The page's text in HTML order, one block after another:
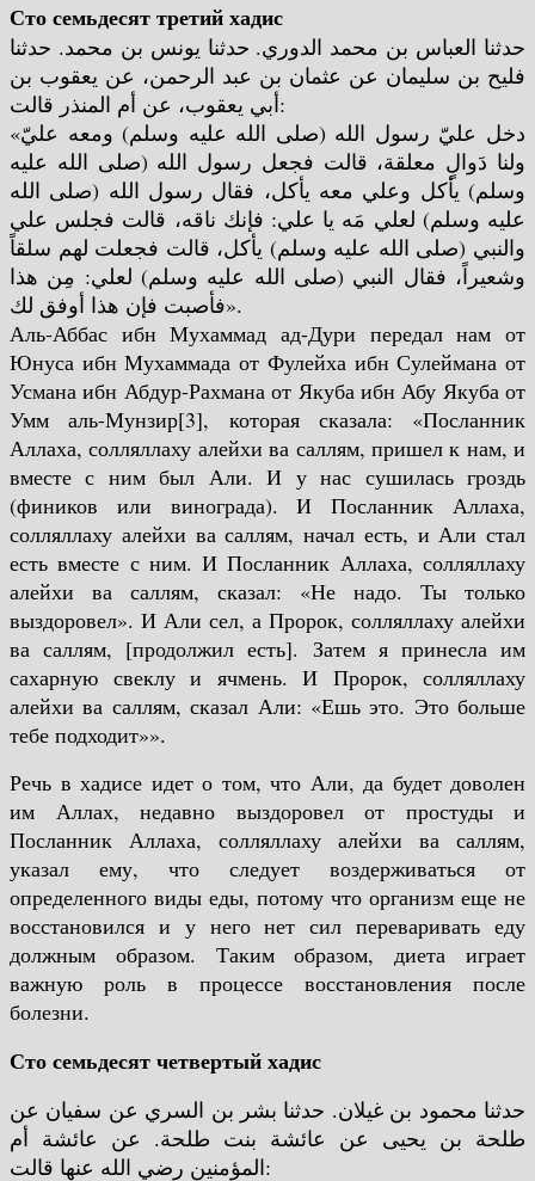
Сто семьдесят третий хадис
حدثنا العباس بن محمد الدوري. حدثنا يونس بن محمد. حدثنا
فليح بن سليمان عن عثمان بن عبد الرحمن، عن يعقوب بن
أبي يعقوب، عن أم المنذر قالت:
«دخل عليّ رسول الله (صلى الله عليه وسلم) ومعه عليّ
ولنا دَوالٍ معلقة، قالت فجعل رسول الله (صلى الله عليه
وسلم) يأكل وعلي معه يأكل، فقال رسول الله (صلى الله
عليه وسلم) لعلي مَه يا علي: فإنك ناقه، قالت فجلس علي
والنبي (صلى الله عليه وسلم) يأكل، قالت فجعلت لهم سلقاً
وشعيراً، فقال النبي (صلى الله عليه وسلم) لعلي: مِن هذا
فأصبت فإن هذا أوفق لك».
Аль-Аббас ибн Мухаммад ад-Дури передал нам от
Юнуса ибн Мухаммада от Фулейха ибн Сулеймана от
Усмана ибн Абдур-Рахмана от Якуба ибн Абу Якуба от
Умм аль-Мунзир[3], которая сказала: «Посланник
Аллаха, солляллаху алейхи ва саллям, пришел к нам, и
вместе с ним был Али. И у нас сушилась гроздь
(фиников или винограда). И Посланник Аллаха,
солляллаху алейхи ва саллям, начал есть, и Али стал
есть вместе с ним. И Посланник Аллаха, солляллаху
алейхи ва саллям, сказал: «Не надо. Ты только
выздоровел». И Али сел, а Пророк, солляллаху алейхи
ва саллям, [продолжил есть]. Затем я принесла им
сахарную свеклу и ячмень. И Пророк, солляллаху
алейхи ва саллям, сказал Али: «Ешь это. Это больше
тебе подходит»».
Речь в хадисе идет о том, что Али, да будет доволен
им Аллах, недавно выздоровел от простуды и
Посланник Аллаха, солляллаху алейхи ва саллям,
указал ему, что следует воздерживаться от
определенного виды еды, потому что организм еще не
восстановился и у него нет сил переваривать еду
должным образом. Таким образом, диета играет
важную роль в процессе восстановления после
болезни.
Сто семьдесят четвертый хадис
حدثنا محمود بن غيلان. حدثنا بشر بن السري عن سفيان عن
طلحة بن يحيى عن عائشة بنت طلحة. عن عائشة أم
المؤمنين رضي الله عنها قالت: